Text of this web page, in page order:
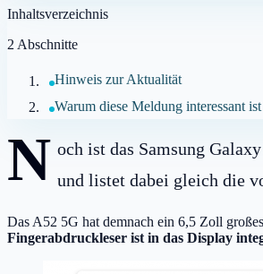
Inhaltsverzeichnis
2 Abschnitte
Hinweis zur Aktualität
Warum diese Meldung interessant ist
N och ist das Samsung
und listet dabei gleich die
Das A52 5G hat demnach ein 6,5 Zoll
Fingerabdruckleser ist in das Display